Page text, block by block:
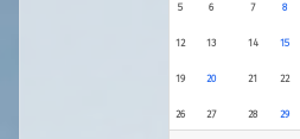
5 6 7 8
12 13 14 15
19 20 21 22
26 27 28 29